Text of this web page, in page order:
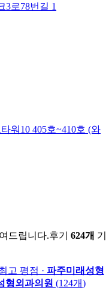
3로78번길 1
워10 405호~410호 (와
드립니다.후기 624개 기
고 평점 · 파주미래성형
형외과의원 (124개)